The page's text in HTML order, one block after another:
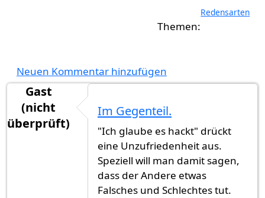
Redensarten
Neuen Kommentar hinzufügen
Gast
(nicht
überprüft)
Im Gegenteil.
"Ich glaube es hackt" drückt
eine Unzufriedenheit aus.
Speziell will man damit sagen,
dass der Andere etwas
Falsches und Schlechtes tut.